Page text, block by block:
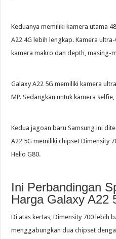
Keduanya memiliki kamera utama
A22 4G lebih lengkap. Kamera
kamera makro dan depth, masing-
Galaxy A22 5G memiliki kamera
MP. Sedangkan untuk kamera
Kedua jagoan baru Samsung ini
A22 5G memiliki chipset Dimensity
Helio G80.
Ini Perbandingan
Harga Galaxy A22
Di atas kertas, Dimensity 700 lebih
menggabungkan dua chipset